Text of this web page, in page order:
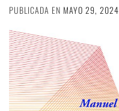
PUBLICADA EN MAYO 29, 2024